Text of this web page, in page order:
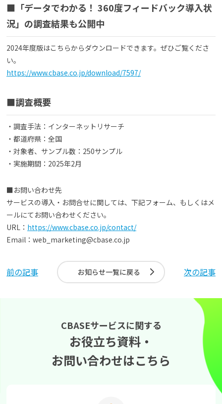
■「データでわかる！ 360度フィードバック導入状
況」の調査結果も公開中
2024年度版はこちらからダウンロードできます。ぜひご覧くださ
い。
https://www.cbase.co.jp/download/7597/
■調査概要
・調査手法：インターネットリサーチ
・都道府県：全国
・対象者、サンプル数：250サンプル
・実施期間：2025年2月
■お問い合わせ先
サービスの導入・お問合せに関しては、下記フォーム、もしくはメ
ールにてお問い合わせください。
URL： https://www.cbase.co.jp/contact/
Email：web_marketing@cbase.co.jp
前の記事 お知らせ一覧に戻る 次の記事
CBASEサービスに関する
お役立ち資料・
お問い合わせはこちら